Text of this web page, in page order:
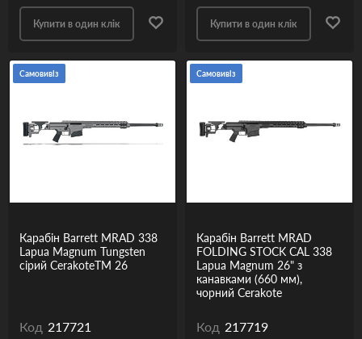
Купити в один клік Купити в один клік
Самовивіз
Карабін Barrett MRAD 338
Lapua Magnum Tungsten
сірий CerakoteТМ 26
Код 217721
Самовивіз
Карабін Barrett MRAD
FOLDING STOCK CAL 338
Lapua Magnum 26" з
канавками (660 мм),
чорний Cerakote
Код 217719